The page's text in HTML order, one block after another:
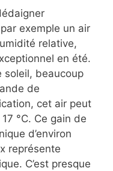
exemple un air
relative,
en été.
soleil, beaucoup
de
cet air peut
°C. Ce gain de
d’environ
représente
C’est presque